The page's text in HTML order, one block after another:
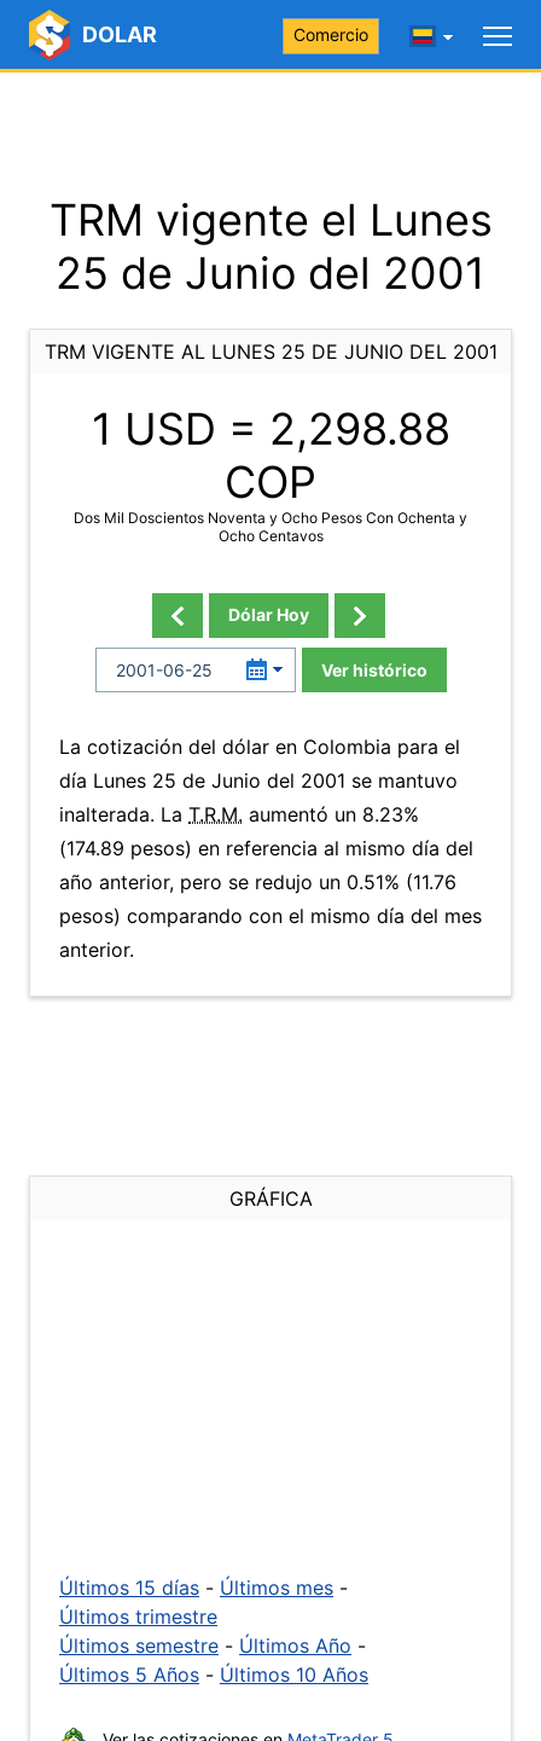
DOLAR Comercio
TRM vigente el Lunes
25 de Junio del 2001
TRM VIGENTE AL LUNES 25 DE JUNIO DEL 2001
1 USD = 2,298.88
COP
Dos Mil Doscientos Noventa y Ocho Pesos Con Ochenta y
Ocho Centavos
Dólar Hoy
Ver histórico
La cotización del dólar en Colombia para el
día Lunes 25 de Junio del 2001 se mantuvo
inalterada. La T.R.M. aumentó un 8.23%
(174.89 pesos) en referencia al mismo día del
año anterior, pero se redujo un 0.51% (11.76
pesos) comparando con el mismo día del mes
anterior.
GRÁFICA
Últimos 15 días - Últimos mes -
Últimos trimestre
Últimos semestre - Últimos Año -
Últimos 5 Años - Últimos 10 Años